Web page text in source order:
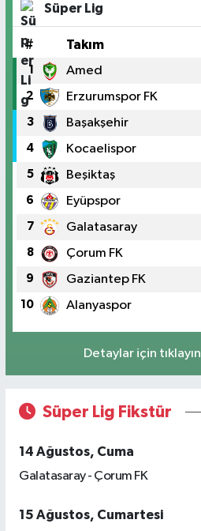
Süper Lig
# Takım
1 Amed
2 Erzurumspor FK
3 Başakşehir
4 Kocaelispor
5 Beşiktaş
6 Eyüpspor
7 Galatasaray
8 Çorum FK
9 Gaziantep FK
10 Alanyaspor
Detaylar için tıklayın
Süper Lig Fikstür
14 Ağustos, Cuma
Galatasaray - Çorum FK
15 Ağustos, Cumartesi